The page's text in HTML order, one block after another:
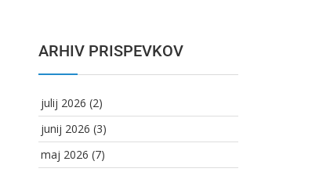
ARHIV PRISPEVKOV
julij 2026 (2)
junij 2026 (3)
maj 2026 (7)